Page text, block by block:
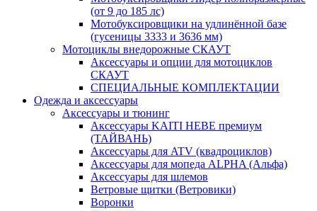
(от 9 до 185 лс)
Мотобуксировщики на удлинённой базе
(гусеницы 3333 и 3636 мм)
Мотоциклы внедорожные СКАУТ
Аксессуары и опции для мотоциклов
СКАУТ
СПЕЦИАЛЬНЫЕ КОМПЛЕКТАЦИИ
Одежда и аксессуары
Аксессуары и тюнинг
Аксессуары KAITI HEBE премиум
(ТАЙВАНЬ)
Аксессуары для ATV (квадроциклов)
Аксессуары для мопеда ALPHA (Альфа)
Аксессуары для шлемов
Ветровые щитки (Ветровики)
Воронки